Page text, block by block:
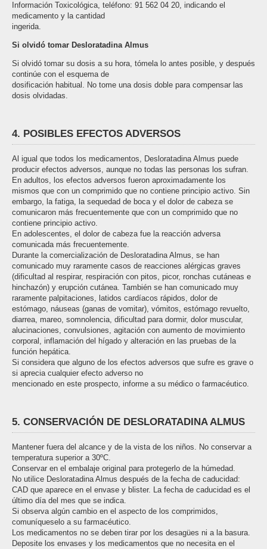
Información Toxicológica, teléfono: 91 562 04 20, indicando el
medicamento y la cantidad
ingerida.
Si olvidó tomar Desloratadina Almus
Si olvidó tomar su dosis a su hora, tómela lo antes posible, y después
continúe con el esquema de
dosificación habitual. No tome una dosis doble para compensar las
dosis olvidadas.
4. POSIBLES EFECTOS ADVERSOS
Al igual que todos los medicamentos, Desloratadina Almus puede
producir efectos adversos, aunque no todas las personas los sufran.
En adultos, los efectos adversos fueron aproximadamente los
mismos que con un comprimido que no contiene principio activo. Sin
embargo, la fatiga, la sequedad de boca y el dolor de cabeza se
comunicaron más frecuentemente que con un comprimido que no
contiene principio activo.
En adolescentes, el dolor de cabeza fue la reacción adversa
comunicada más frecuentemente.
Durante la comercialización de Desloratadina Almus, se han
comunicado muy raramente casos de reacciones alérgicas graves
(dificultad al respirar, respiración con pitos, picor, ronchas cutáneas e
hinchazón) y erupción cutánea. También se han comunicado muy
raramente palpitaciones, latidos cardíacos rápidos, dolor de
estómago, náuseas (ganas de vomitar), vómitos, estómago revuelto,
diarrea, mareo, somnolencia, dificultad para dormir, dolor muscular,
alucinaciones, convulsiones, agitación con aumento de movimiento
corporal, inflamación del hígado y alteración en las pruebas de la
función hepática.
Si considera que alguno de los efectos adversos que sufre es grave o
si aprecia cualquier efecto adverso no
mencionado en este prospecto, informe a su médico o farmacéutico.
5. CONSERVACIÓN DE DESLORATADINA ALMUS
Mantener fuera del alcance y de la vista de los niños. No conservar a
temperatura superior a 30ºC.
Conservar en el embalaje original para protegerlo de la húmedad.
No utilice Desloratadina Almus después de la fecha de caducidad:
CAD que aparece en el envase y blister. La fecha de caducidad es el
último día del mes que se indica.
Si observa algún cambio en el aspecto de los comprimidos,
comuníqueselo a su farmacéutico.
Los medicamentos no se deben tirar por los desagües ni a la basura.
Deposite los envases y los medicamentos que no necesita en el